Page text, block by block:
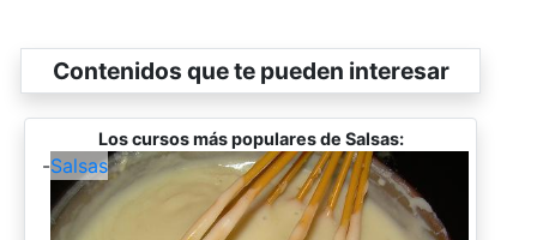
Contenidos que te pueden interesar
Los cursos más populares de Salsas:
-Salsas